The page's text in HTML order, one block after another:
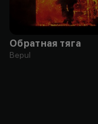
Обратная тяга
Bepul